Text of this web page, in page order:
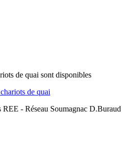
de quai sont disponibles
- Réseau Soumagnac D.Buraud